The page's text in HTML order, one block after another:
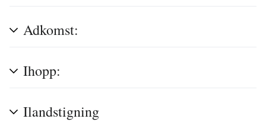
Adkomst:
Ihopp:
Ilandstigning